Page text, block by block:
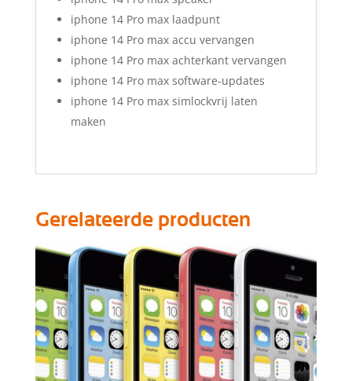
iphone 14 Pro max laadpunt
iphone 14 Pro max accu vervangen
iphone 14 Pro max achterkant vervangen
iphone 14 Pro max software-updates
iphone 14 Pro max simlockvrij laten
maken
Gerelateerde producten